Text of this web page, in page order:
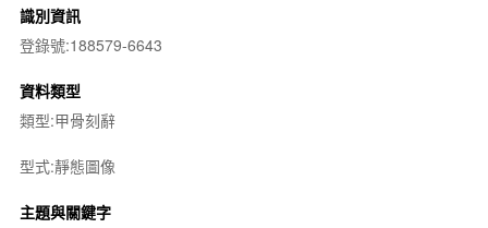
識別資訊
登錄號:188579-6643
資料類型
類型:甲骨刻辭
型式:靜態圖像
主題與關鍵字